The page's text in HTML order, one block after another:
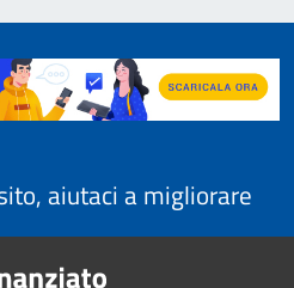
aiutaci a migliorare